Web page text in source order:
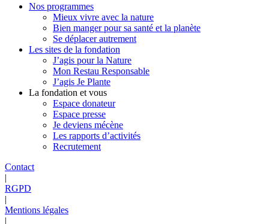
Nos programmes
Mieux vivre avec la nature
Bien manger pour sa santé et la planète
Se déplacer autrement
Les sites de la fondation
J’agis pour la Nature
Mon Restau Responsable
J’agis Je Plante
La fondation et vous
Espace donateur
Espace presse
Je deviens mécène
Les rapports d’activités
Recrutement
Contact
|
RGPD
|
Mentions légales
|